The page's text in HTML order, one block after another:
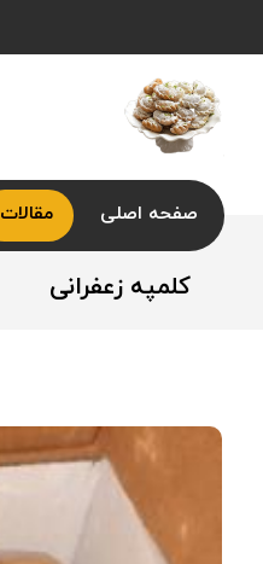
صفحه اصلی مقالات
کلمپه زعفرانی